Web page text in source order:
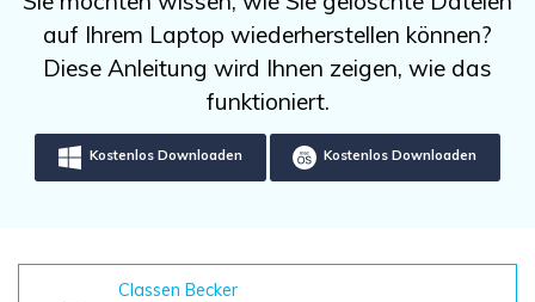
Unbegrenzte Daten vom Mac-System
wiederherstellen
Kostenlos Testen
Datenverlust-Szenarien
ALLE FUNKTIONEN ENTDECKEN
Aktuelles Thema
Sign In
auf Ihrem Laptop wiederherstellen können?
Diese Anleitung wird Ihnen zeigen, wie das
funktioniert.
Kostenlos Downloaden Kostenlos Downloaden
Classen Becker